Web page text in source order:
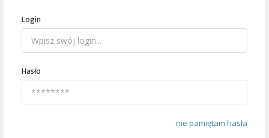
Login
Hasło
nie pamiętam hasła